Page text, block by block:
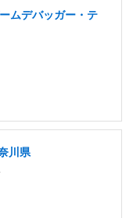
ムデバッガー・テ
川県